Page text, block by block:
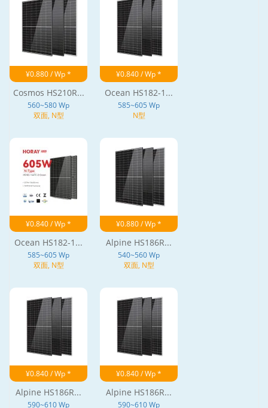
¥0.880 / Wp *
Cosmos HS210R...
560~580 Wp
双面, N型
¥0.840 / Wp *
Ocean HS182-1...
585~605 Wp
N型
¥0.840 / Wp *
Ocean HS182-1...
585~605 Wp
双面, N型
¥0.880 / Wp *
Alpine HS186R...
540~560 Wp
双面, N型
¥0.840 / Wp *
Alpine HS186R...
590~610 Wp
¥0.840 / Wp *
Alpine HS186R...
590~610 Wp